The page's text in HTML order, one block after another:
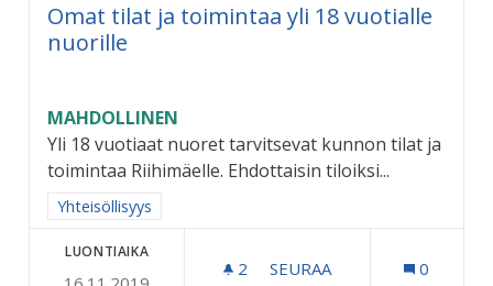
Omat tilat ja toimintaa yli 18 vuotialle
nuorille
MAHDOLLINEN
Yli 18 vuotiaat nuoret tarvitsevat kunnon tilat ja
toimintaa Riihimäelle. Ehdottaisin tiloiksi...
Rajaa tulokset aihepiirin mukaan: Yhteisöllisyys
Yhteisöllisyys
LUONTIAIKA
2 2 SEURAAJAA
SEURAA 0